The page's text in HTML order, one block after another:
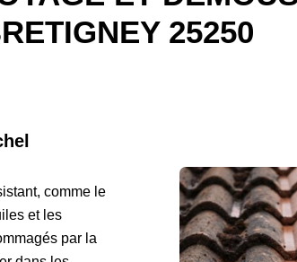
25250
comme le
et les
par la